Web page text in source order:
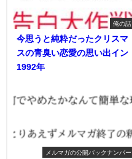
俺の話
今思うと純粋だったクリスマ
スの青臭い恋愛の思い出イン
1992年
メルマガの公開バックナンバー